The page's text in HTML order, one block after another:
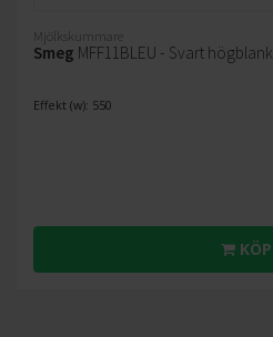
Mjölkskummare
Smeg MFF11BLEU - Svart högblank
Effekt (w): 550
KÖP